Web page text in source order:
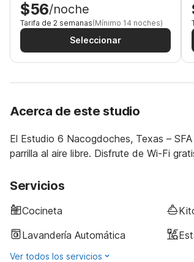
$56/noche
Tarifa de 2 semanas(Mínimo 14 noches)
Seleccionar
Acerca de este studio
El Estudio 6 Nacogdoches, Texas –
parrilla al aire libre. Disfrute de Wi-Fi
Servicios
Cocineta
Lavandería Automática
Ver todos los servicios